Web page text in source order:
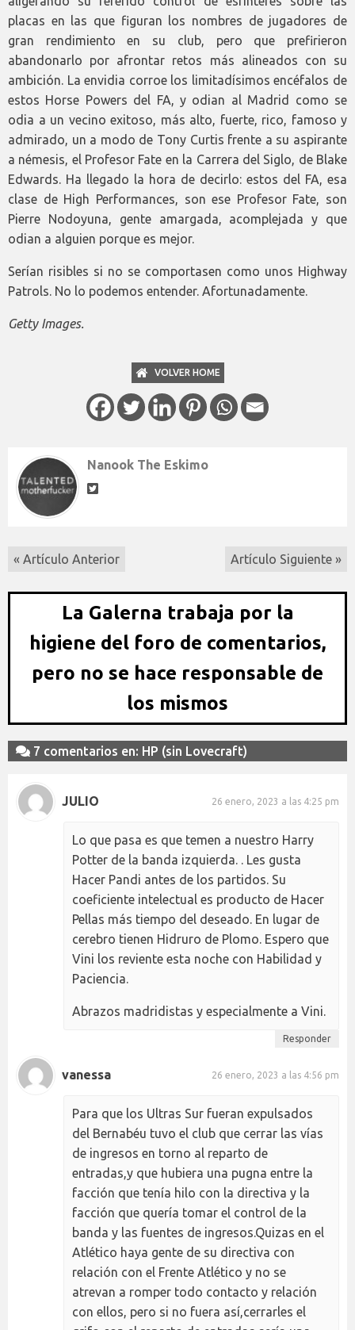
placas en las que figuran los nombres de jugadores de
gran rendimiento en su club, pero que prefirieron
abandonarlo por afrontar retos más alineados con su
ambición. La envidia corroe los limitadísimos encéfalos de
estos Horse Powers del FA, y odian al Madrid como se
odia a un vecino exitoso, más alto, fuerte, rico, famoso y
admirado, un a modo de Tony Curtis frente a su aspirante
a némesis, el Profesor Fate en la Carrera del Siglo, de Blake
Edwards. Ha llegado la hora de decirlo: estos del FA, esa
clase de High Performances, son ese Profesor Fate, son
Pierre Nodoyuna, gente amargada, acomplejada y que
odian a alguien porque es mejor.
Serían risibles si no se comportasen como unos Highway
Patrols. No lo podemos entender. Afortunadamente.
Getty Images.
VOLVER HOME
Nanook The Eskimo
« Artículo Anterior Artículo Siguiente »
La Galerna trabaja por la
higiene del foro de comentarios,
pero no se hace responsable de
los mismos
7 comentarios en: HP (sin Lovecraft)
JULIO 26 enero, 2023 a las 4:25 pm
Lo que pasa es que temen a nuestro Harry
Potter de la banda izquierda. . Les gusta
Hacer Pandi antes de los partidos. Su
coeficiente intelectual es producto de Hacer
Pellas más tiempo del deseado. En lugar de
cerebro tienen Hidruro de Plomo. Espero que
Vini los reviente esta noche con Habilidad y
Paciencia.
Abrazos madridistas y especialmente a Vini.
Responder
vanessa 26 enero, 2023 a las 4:56 pm
Para que los Ultras Sur fueran expulsados
del Bernabéu tuvo el club que cerrar las vías
de ingresos en torno al reparto de
entradas,y que hubiera una pugna entre la
facción que tenía hilo con la directiva y la
facción que quería tomar el control de la
banda y las fuentes de ingresos.Quizas en el
Atlético haya gente de su directiva con
relación con el Frente Atlético y no se
atrevan a romper todo contacto y relación
con ellos, pero si no fuera así,cerrarles el